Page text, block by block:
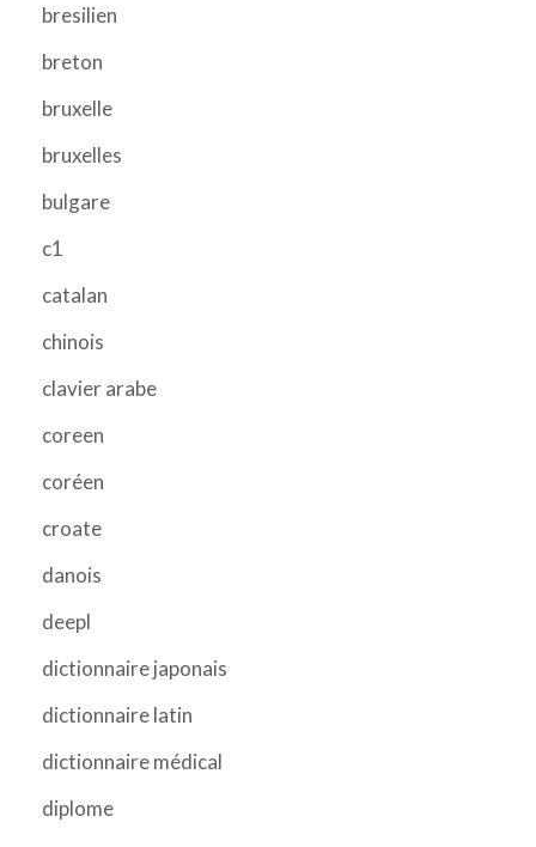
bresilien
breton
bruxelle
bruxelles
bulgare
c1
catalan
chinois
clavier arabe
coreen
coréen
croate
danois
deepl
dictionnaire japonais
dictionnaire latin
dictionnaire médical
diplome